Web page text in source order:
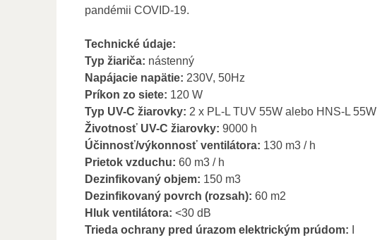
pandémii COVID-19.
Technické údaje:
Typ žiariča: nástenný
Napájacie napätie: 230V, 50Hz
Príkon zo siete: 120 W
Typ UV-C žiarovky: 2 x PL-L TUV 55W alebo HNS-L 55W
Životnosť UV-C žiarovky: 9000 h
Účinnosť/výkonnosť ventilátora: 130 m3 / h
Prietok vzduchu: 60 m3 / h
Dezinfikovaný objem: 150 m3
Dezinfikovaný povrch (rozsah): 60 m2
Hluk ventilátora: <30 dB
Trieda ochrany pred úrazom elektrickým prúdom: